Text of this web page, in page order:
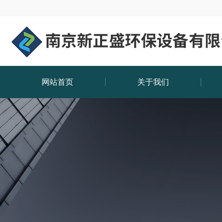
网站首页 关于我们